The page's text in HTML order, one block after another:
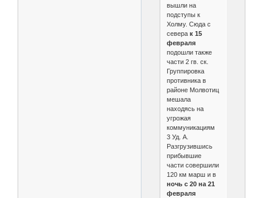
вышли на
подступы к
Холму. Сюда с
севера к 15
февраля
подошли также
части 2 гв. ск.
Группировка
противника в
районе Молвотиц
мешала
находясь на
угрожая
коммуникациям
3 Уд. А.
Разгрузившись
прибывшие
части совершили
120 км марш и в
ночь с 20 на 21
февраля